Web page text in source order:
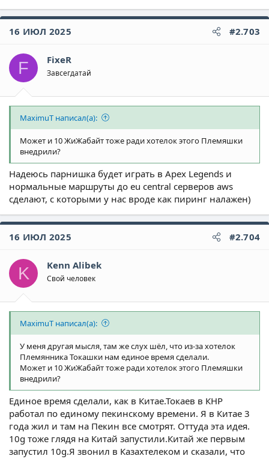
16 ИЮЛ 2025 #2.703
F FixeR
Завсегдатай
MaximuT написал(а):
Может и 10 ЖиЖабайт тоже ради хотелок этого Племяшки
внедрили?
Надеюсь парнишка будет играть в Apex Legends и
нормальные маршруты до eu central серверов aws
сделают, с которыми у нас вроде как пиринг налажен)
16 ИЮЛ 2025 #2.704
K Kenn Alibek
Свой человек
MaximuT написал(а):
У меня другая мысля, там же слух шёл, что из-за хотелок
Племянника Токашки нам единое время сделали.
Может и 10 ЖиЖабайт тоже ради хотелок этого Племяшки
внедрили?
Единое время сделали, как в Китае.Токаев в КНР
работал по единому пекинскому времени. Я в Китае 3
года жил и там на Пекин все смотрят. Оттуда эта идея.
10g тоже глядя на Китай запустили.Китай же первым
запустил 10g.Я звонил в Казахтелеком и сказали, что